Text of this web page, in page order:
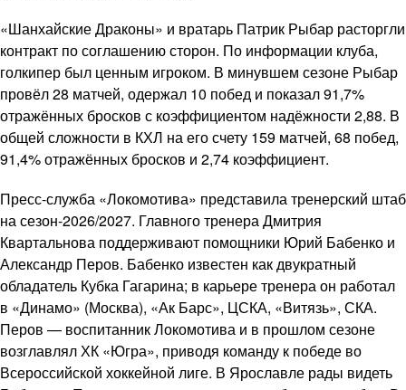
«Шанхайские Драконы» и вратарь Патрик Рыбар расторгли
контракт по соглашению сторон. По информации клуба,
голкипер был ценным игроком. В минувшем сезоне Рыбар
провёл 28 матчей, одержал 10 побед и показал 91,7%
отражённых бросков с коэффициентом надёжности 2,88. В
общей сложности в КХЛ на его счету 159 матчей, 68 побед,
91,4% отражённых бросков и 2,74 коэффициент.
Пресс-служба «Локомотива» представила тренерский штаб
на сезон-2026/2027. Главного тренера Дмитрия
Квартальнова поддерживают помощники Юрий Бабенко и
Александр Перов. Бабенко известен как двукратный
обладатель Кубка Гагарина; в карьере тренера он работал
в «Динамо» (Москва), «Ак Барс», ЦСКА, «Витязь», СКА.
Перов — воспитанник Локомотива и в прошлом сезоне
возглавлял ХК «Югра», приводя команду к победе во
Всероссийской хоккейной лиге. В Ярославле рады видеть